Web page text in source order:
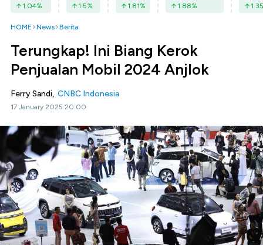
1.04% 1.5% 1.81% 1.88% 1.35
HOME News Berita
Terungkap! Ini Biang Kerok
Penjualan Mobil 2024 Anjlok
Ferry Sandi, CNBC Indonesia
17 January 2025 20:00